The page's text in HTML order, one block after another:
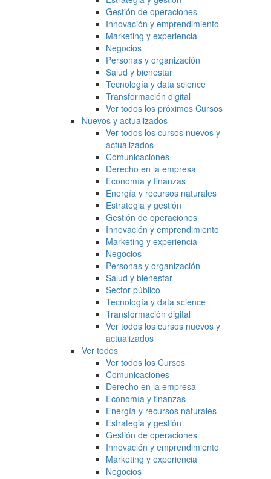
Gestión de operaciones
Innovación y emprendimiento
Marketing y experiencia
Negocios
Personas y organización
Salud y bienestar
Tecnología y data science
Transformación digital
Ver todos los próximos Cursos
Nuevos y actualizados
Ver todos los cursos nuevos y
actualizados
Comunicaciones
Derecho en la empresa
Economía y finanzas
Energía y recursos naturales
Estrategia y gestión
Gestión de operaciones
Innovación y emprendimiento
Marketing y experiencia
Negocios
Personas y organización
Salud y bienestar
Sector público
Tecnología y data science
Transformación digital
Ver todos los cursos nuevos y
actualizados
Ver todos
Ver todos los Cursos
Comunicaciones
Derecho en la empresa
Economía y finanzas
Energía y recursos naturales
Estrategia y gestión
Gestión de operaciones
Innovación y emprendimiento
Marketing y experiencia
Negocios